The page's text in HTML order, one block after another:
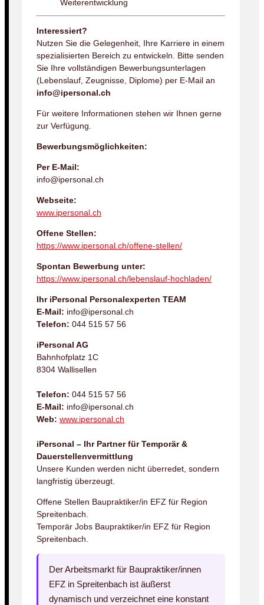
Weiterentwicklung
Interessiert?
Nutzen Sie die Gelegenheit, Ihre Karriere in einem
spezialisierten Bereich zu entwickeln. Bitte senden
Sie Ihre vollständigen Bewerbungsunterlagen
(Lebenslauf, Zeugnisse, Diplome) per E-Mail an
info@ipersonal.ch
Für weitere Informationen stehen wir Ihnen gerne
zur Verfügung.
Bewerbungsmöglichkeiten:
Per E-Mail:
info@ipersonal.ch
Webseite:
www.ipersonal.ch
Offene Stellen:
https://www.ipersonal.ch/offene-stellen/
Spontan Bewerbung unter:
https://www.ipersonal.ch/lebenslauf-hochladen/
Ihr iPersonal Personalexperten TEAM
E-Mail: info@ipersonal.ch
Telefon: 044 515 57 56
iPersonal AG
Bahnhofplatz 1C
8304 Wallisellen
Telefon: 044 515 57 56
E-Mail: info@ipersonal.ch
Web: www.ipersonal.ch
iPersonal – Ihr Partner für Temporär &
Dauerstellenvermittlung
Unsere Kunden werden nicht überredet, sondern
langfristig überzeugt.
Offene Stellen Baupraktiker/in EFZ für Region
Spreitenbach.
Temporär Jobs Baupraktiker/in EFZ für Region
Spreitenbach.
Der Arbeitsmarkt für Baupraktiker/innen
EFZ in Spreitenbach ist äußerst
dynamisch und verzeichnet eine konstant